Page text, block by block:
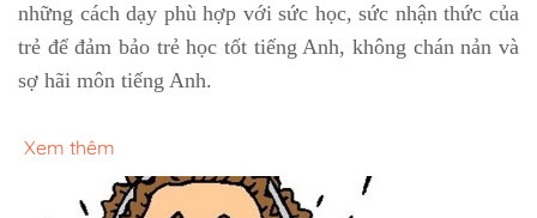
những cách dạy phù hợp với sức học, sức nhận thức của
trẻ để đảm bảo trẻ học tốt tiếng Anh, không chán nản và
sợ hãi môn tiếng Anh.
Xem thêm